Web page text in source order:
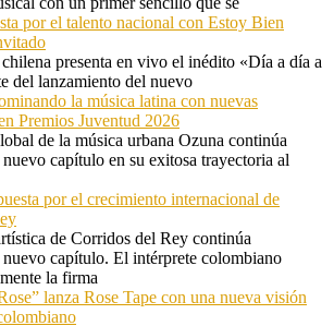
por el talento nacional con Estoy Bien
presenta en vivo el inédito «Día a día a
del lanzamiento del nuevo
la música latina con nuevas
Premios Juventud 2026
de la música urbana Ozuna continúa
capítulo en su exitosa trayectoria al
por el crecimiento internacional de
de Corridos del Rey continúa
capítulo. El intérprete colombiano
la firma
lanza Rose Tape con una nueva visión